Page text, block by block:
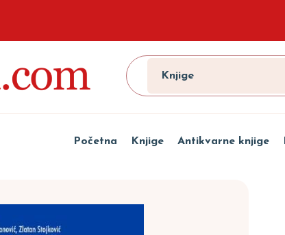
Knjige
Početna Knjige Antikvarne knjige